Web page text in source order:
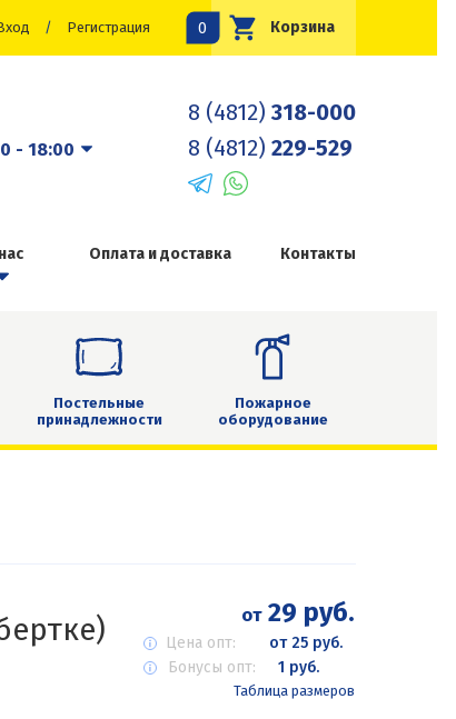
/ Регистрация Корзина
0
- 18:00
8 (4812) 318-000
8 (4812) 229-529
Оплата и доставка Контакты
Постельные
принадлежности
Пожарное
оборудование
от29 руб.
Цена опт:
от 25 руб.
Бонусы опт:
1 руб.
Таблица размеров